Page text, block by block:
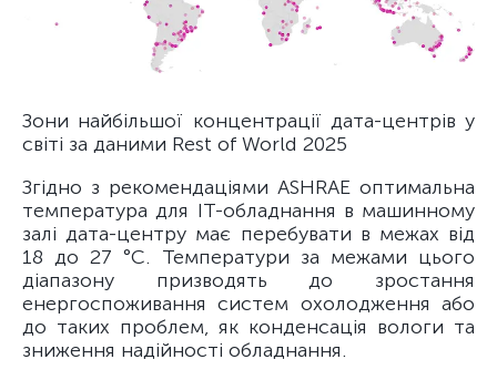
Зони найбільшої концентрації дата-центрів у
світі за даними Rest of World 2025
Згідно з рекомендаціями ASHRAE оптимальна
температура для ІТ-обладнання в машинному
залі дата-центру має перебувати в межах від
18 до 27 °C. Температури за межами цього
діапазону призводять до зростання
енергоспоживання систем охолодження або
до таких проблем, як конденсація вологи та
зниження надійності обладнання.